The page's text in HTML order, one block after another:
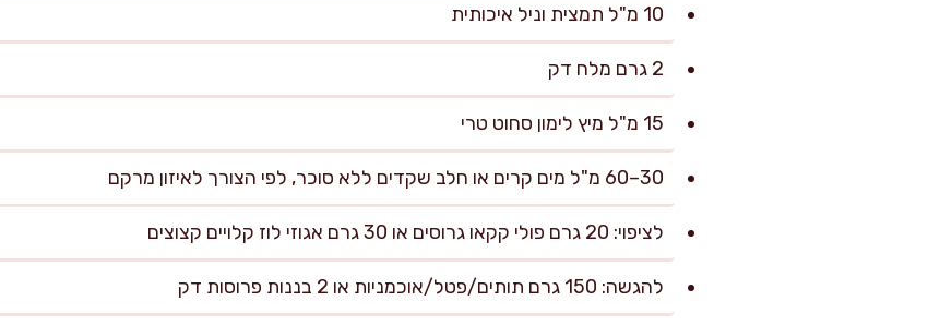
10 מ"ל תמצית וניל איכותית
2 גרם מלח דק
15 מ"ל מיץ לימון סחוט טרי
30–60 מ"ל מים קרים או חלב שקדים ללא סוכר, לפי הצורך לאיזון מרקם
לציפוי: 20 גרם פולי קקאו גרוסים או 30 גרם אגוזי לוז קלויים קצוצים
להגשה: 150 גרם תותים/פטל/אוכמניות או 2 בננות פרוסות דק